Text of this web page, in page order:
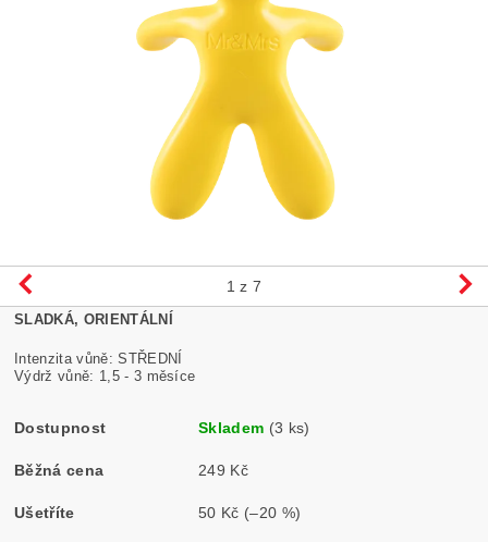
1 z 7
SLADKÁ, ORIENTÁLNÍ
Intenzita vůně: STŘEDNÍ
Výdrž vůně: 1,5 - 3 měsíce
Dostupnost Skladem (3 ks)
Běžná cena 249 Kč
Ušetříte 50 Kč (–20 %)